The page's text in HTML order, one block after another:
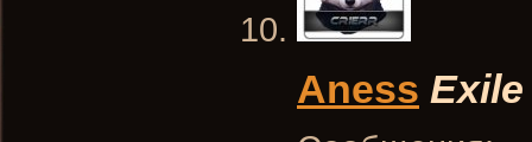
Aness Exile